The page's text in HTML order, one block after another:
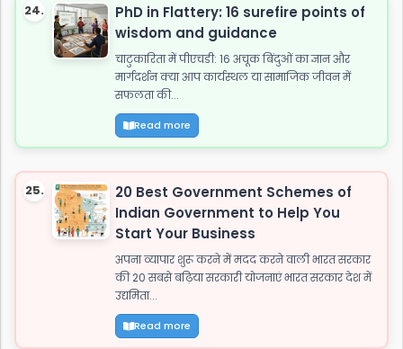
24.
PhD in Flattery: 16 surefire points of
wisdom and guidance
चाटुकारिता में पीएचडी: 16 अचूक बिंदुओं का ज्ञान और
मार्गदर्शन क्या आप कार्यस्थल या सामाजिक जीवन में
सफलता की...
Read more
25.
20 Best Government Schemes of
Indian Government to Help You
Start Your Business
अपना व्यापार शुरू करने में मदद करने वाली भारत सरकार
की 20 सबसे बढ़िया सरकारी योजनाएं भारत सरकार देश में
उद्यमिता...
Read more